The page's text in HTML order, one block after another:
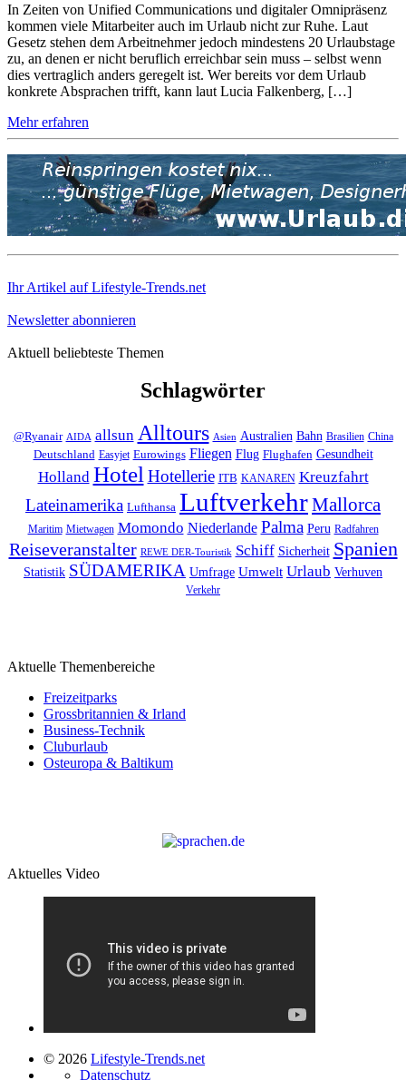
In Zeiten von Unified Communications und digitaler Omnipräsenz
kommen viele Mitarbeiter auch im Urlaub nicht zur Ruhe. Laut
Gesetz stehen dem Arbeitnehmer jedoch mindestens 20 Urlaubstage
zu, an denen er nicht beruflich erreichbar sein muss – selbst wenn
dies vertraglich anders geregelt ist. Wer bereits vor dem Urlaub
konkrete Absprachen trifft, kann laut Lucia Falkenberg, […]
Mehr erfahren
Ihr Artikel auf Lifestyle-Trends.net
Newsletter abonnieren
Aktuell beliebteste Themen
Schlagwörter
@Ryanair AIDA allsun Alltours Asien Australien Bahn Brasilien China
Deutschland Easyjet Eurowings Fliegen Flug Flughafen Gesundheit
Holland Hotel Hotellerie ITB KANAREN Kreuzfahrt
Lateinamerika Lufthansa LuftverkehrMallorca
Maritim Mietwagen Momondo Niederlande Palma Peru Radfahren
Reiseveranstalter REWE DER-Touristik Schiff Sicherheit Spanien
Statistik SÜDAMERIKA Umfrage Umwelt Urlaub Verhuven
Verkehr
Aktuelle Themenbereiche
Freizeitparks
Grossbritannien & Irland
Business-Technik
Cluburlaub
Osteuropa & Baltikum
Aktuelles Video
© 2026 Lifestyle-Trends.net
Datenschutz